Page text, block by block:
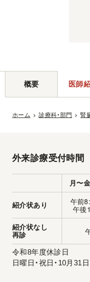
概要 医師
ホーム 診療科・部門 腎
外来診療受付時間
月〜
紹介状あり 午前
午後
紹介状なし
再診
令和8年度休診日
日曜日・祝日・10月31